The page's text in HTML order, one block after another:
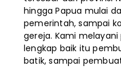
hingga Papua mulai
pemerintah, sampai
gereja. Kami
lengkap baik itu
batik, sampai